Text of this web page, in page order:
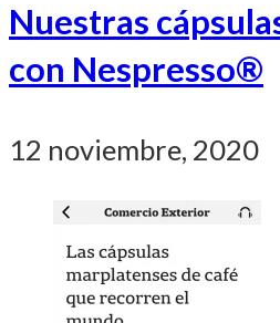
Nuestras
con Nespresso®
12 noviembre, 2020